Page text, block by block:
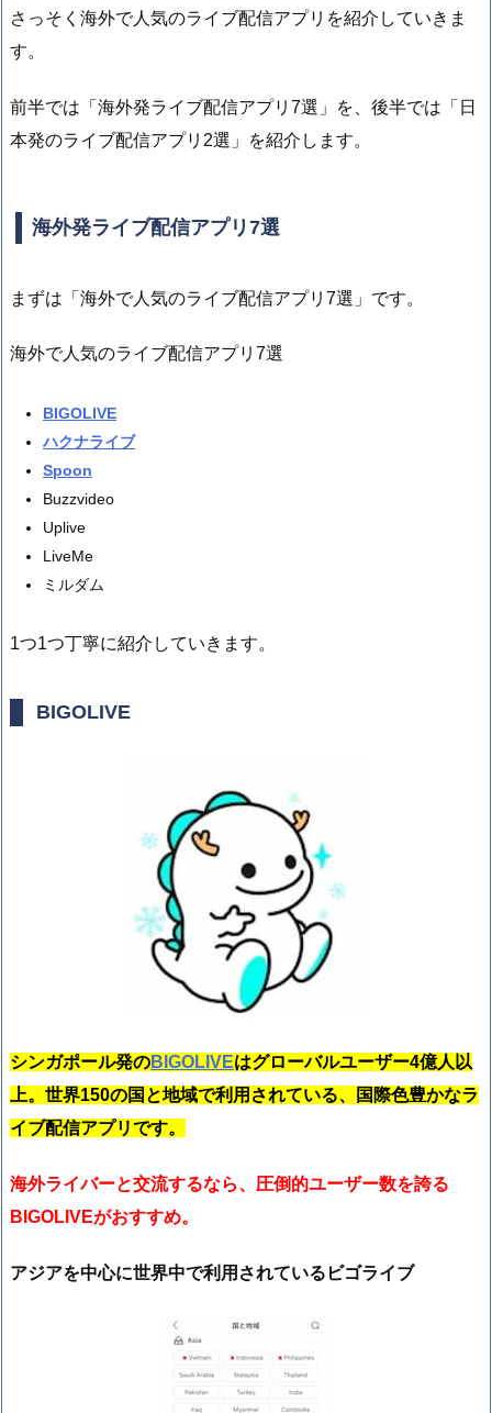
さっそく海外で人気のライブ配信アプリを紹介していきま
す。
前半では「海外発ライブ配信アプリ7選」を、後半では「日
本発のライブ配信アプリ2選」を紹介します。
海外発ライブ配信アプリ7選
まずは「海外で人気のライブ配信アプリ7選」です。
海外で人気のライブ配信アプリ7選
BIGOLIVE
ハクナライブ
Spoon
Buzzvideo
Uplive
LiveMe
ミルダム
1つ1つ丁寧に紹介していきます。
BIGOLIVE
シンガポール発のBIGOLIVEはグローバルユーザー4億人以
上。世界150の国と地域で利用されている、国際色豊かなラ
イブ配信アプリです。
海外ライバーと交流するなら、圧倒的ユーザー数を誇る
BIGOLIVEがおすすめ。
アジアを中心に世界中で利用されているビゴライブ